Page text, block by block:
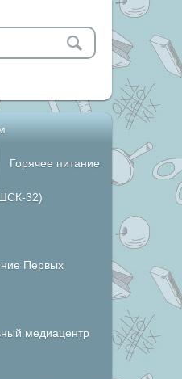
Горячее питание
32)
Первых
медиацентр